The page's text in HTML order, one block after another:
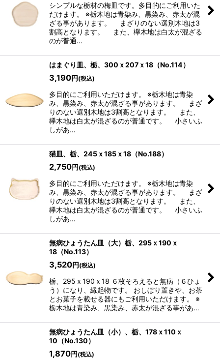
シンプルな栃材の梅皿です。多目的にご利用いた
だけます。 ※栃木地は青染み、黒染み、赤太が混
ざる事があります。 まざりのない選別木地は3
割高となります。 また、欅木地は白太が混ざる
のが普通…
はまぐり皿、栃、300ｘ207ｘ18（No.114）
3,190円 (税込)
多目的にご利用いただけます。 ※栃木地は青染
み、黒染み、赤太が混ざる事があります。 まざ
りのない選別木地は3割高となります。 また、
欅木地は白太が混ざるのが普通です。 小さいふ
しがあ…
猫皿、栃、245ｘ185ｘ18（No.188）
2,750円 (税込)
多目的にご利用いただけます。 ※栃木地は青染
み、黒染み、赤太が混ざる事があります。 まざ
りのない選別木地は3割高となります。 また、
欅木地は白太が混ざるのが普通です。 小さいふ
しがあ…
無病ひょうたん皿（大）栃、295ｘ190ｘ
18（No.113）
3,520円 (税込)
栃、295ｘ190ｘ18 ６枚そろえると無病（６ひょ
う）になり、縁起物です。 おしぼり置きや、お茶
とお菓子を載せる器にもご利用いただけます。 ※
栃木地は青染み、黒染み、赤太が混ざる事があ…
無病ひょうたん皿（小）、栃、178ｘ110ｘ
10（No.130）
1,870円 (税込)